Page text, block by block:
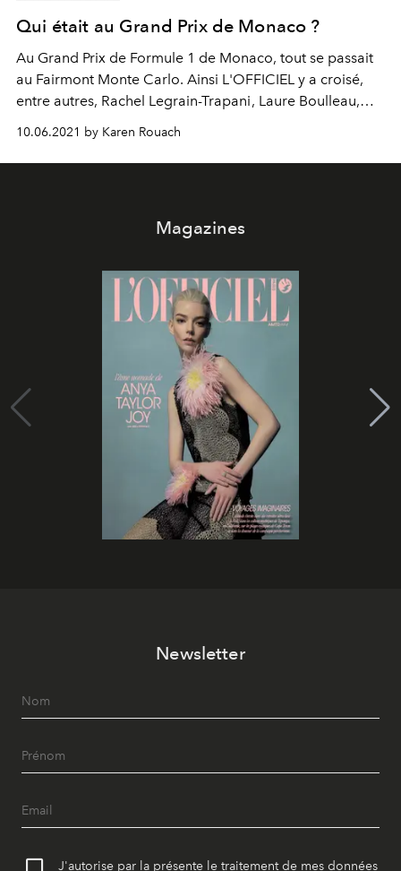
Qui était au Grand Prix de Monaco ?
Au Grand Prix de Formule 1 de Monaco, tout se passait
au Fairmont Monte Carlo. Ainsi L'OFFICIEL y a croisé,
entre autres, Rachel Legrain-Trapani, Laure Boulleau,
un casting illustrant à merveille le nouveau virage pris
par le groupeAccor.
10.06.2021 by Karen Rouach
Magazines
Newsletter
J'autorise par la présente le traitement de mes données